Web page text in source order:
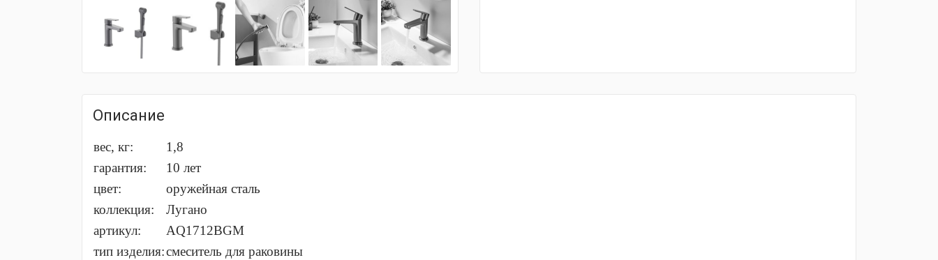
Описание
вес, кг:
1,8
гарантия:
10 лет
цвет:
оружейная сталь
коллекция:
Лугано
артикул:
AQ1712BGM
тип изделия:cмеситель для раковины